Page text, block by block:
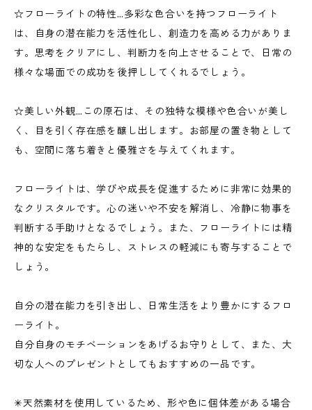
☆フローライトの特性…多彩な色合いを持つフローライト
は、自身の潜在能力を活性化し、創造力を高める力がありま
す。思考をクリアにし、判断力を向上させることで、日常の
様々な場面での成功を後押ししてくれるでしょう。
☆美しい外観…この原石は、その独特な模様や色合いが美し
く、目を引く存在感を醸し出します。お部屋の置き物として
も、空間に落ち着きと優雅さを与えてくれます。
フローライトは、学びや成長を促進するために非常に効果的
なクリスタルです。心の迷いや不安を解消し、冷静に物事を
判断する手助けとなるでしょう。また、フローライトには精
神的な安定をもたらし、ストレスの軽減にも寄与することで
しょう。
自分の潜在能力を引き出し、日常生活をより豊かにするフロ
ーライト。
自分自身のモチベーションをあげるお守りとして、また、大
切な人へのプレゼントとしてもおすすめの一品です。
✳︎天然素材を使用しているため、形や色に個体差がある場合